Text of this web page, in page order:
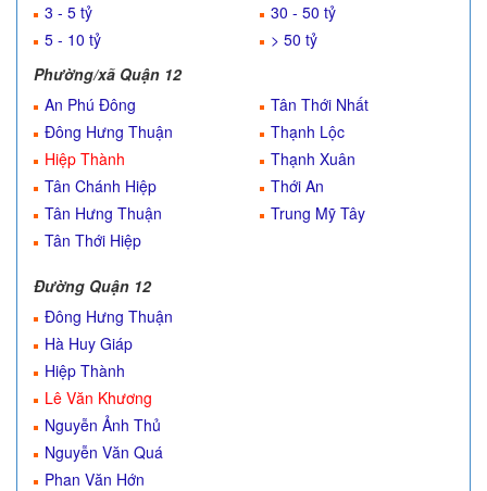
3 - 5 tỷ
5 - 10 tỷ
30 - 50 tỷ
> 50 tỷ
Phường/xã Quận 12
An Phú Đông
Đông Hưng Thuận
Hiệp Thành
Tân Chánh Hiệp
Tân Hưng Thuận
Tân Thới Hiệp
Tân Thới Nhất
Thạnh Lộc
Thạnh Xuân
Thới An
Trung Mỹ Tây
Đường Quận 12
Đông Hưng Thuận
Hà Huy Giáp
Hiệp Thành
Lê Văn Khương
Nguyễn Ảnh Thủ
Nguyễn Văn Quá
Phan Văn Hớn